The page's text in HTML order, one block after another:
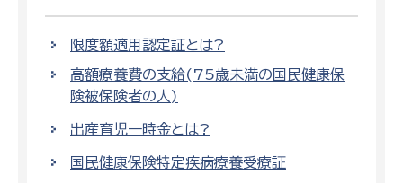
限度額適用認定証とは?
高額療養費の支給(75歳未満の国民健康保
険被保険者の人)
出産育児一時金とは?
国民健康保険特定疾病療養受療証